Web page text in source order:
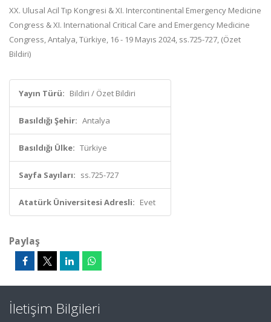
XX. Ulusal Acil Tıp Kongresi & XI. Intercontinental Emergency Medicine
Congress & XI. International Critical Care and Emergency Medicine
Congress, Antalya, Türkiye, 16 - 19 Mayıs 2024, ss.725-727, (Özet
Bildiri)
Yayın Türü: Bildiri / Özet Bildiri
Basıldığı Şehir: Antalya
Basıldığı Ülke: Türkiye
Sayfa Sayıları: ss.725-727
Atatürk Üniversitesi Adresli: Evet
Paylaş
İletişim Bilgileri